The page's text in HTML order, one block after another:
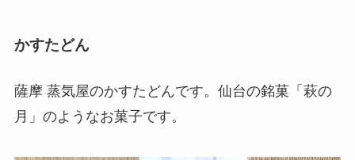
かすたどん
薩摩 蒸気屋のかすたどんです。仙台の銘菓「萩の
月」のようなお菓子です。